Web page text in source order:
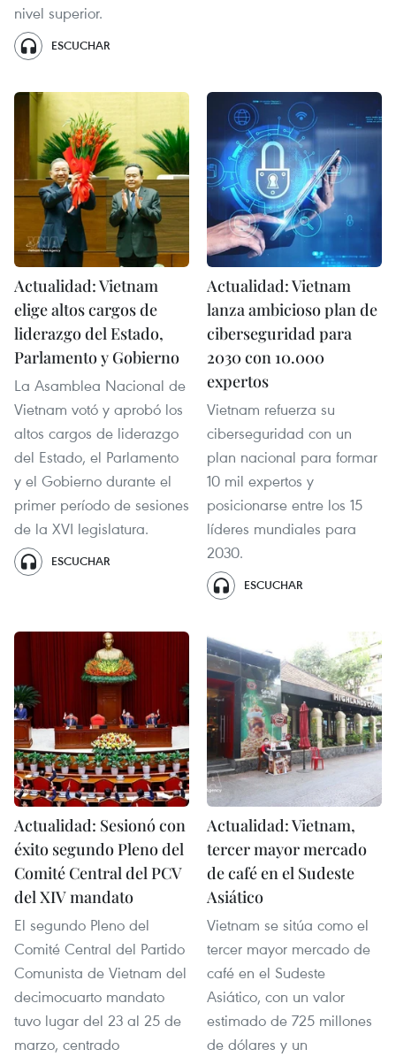
nivel superior.
ESCUCHAR
Actualidad: Vietnam
elige altos cargos de
liderazgo del Estado,
Parlamento y Gobierno
La Asamblea Nacional de
Vietnam votó y aprobó los
altos cargos de liderazgo
del Estado, el Parlamento
y el Gobierno durante el
primer período de sesiones
de la XVI legislatura.
ESCUCHAR
Actualidad: Vietnam
lanza ambicioso plan de
ciberseguridad para
2030 con 10.000
expertos
Vietnam refuerza su
ciberseguridad con un
plan nacional para formar
10 mil expertos y
posicionarse entre los 15
líderes mundiales para
2030.
ESCUCHAR
Actualidad: Sesionó con
éxito segundo Pleno del
Comité Central del PCV
del XIV mandato
El segundo Pleno del
Comité Central del Partido
Comunista de Vietnam del
decimocuarto mandato
tuvo lugar del 23 al 25 de
marzo, centrado
Actualidad: Vietnam,
tercer mayor mercado
de café en el Sudeste
Asiático
Vietnam se sitúa como el
tercer mayor mercado de
café en el Sudeste
Asiático, con un valor
estimado de 725 millones
de dólares y un